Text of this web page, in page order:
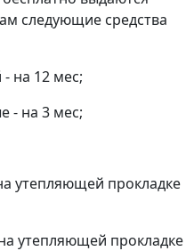
следующие средства
на 12 мес;
- на 3 мес;
утепляющей прокладке
утепляющей прокладке